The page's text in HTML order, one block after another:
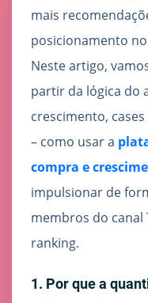
mais
posicionamento
Neste artigo,
partir da lógica do
crescimento,
– como usar a
compra e
impulsionar de
membros do canal
ranking.
1. Por que a